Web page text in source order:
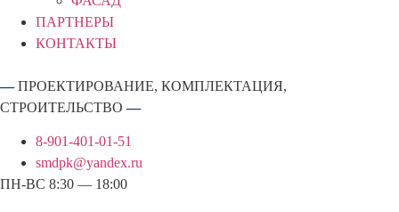
ПАРТНЕРЫ
КОНТАКТЫ
—ПРОЕКТИРОВАНИЕ, КОМПЛЕКТАЦИЯ,
СТРОИТЕЛЬСТВО—
8-901-401-01-51
smdpk@yandex.ru
ПН-ВС 8:30 — 18:00